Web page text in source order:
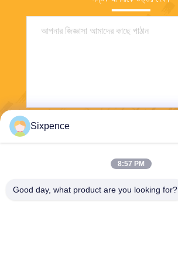
Sixpence
8:57 PM
Good day, what product are you looking for?